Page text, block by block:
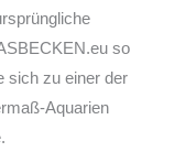
so
sich zu einer der
Aquarien